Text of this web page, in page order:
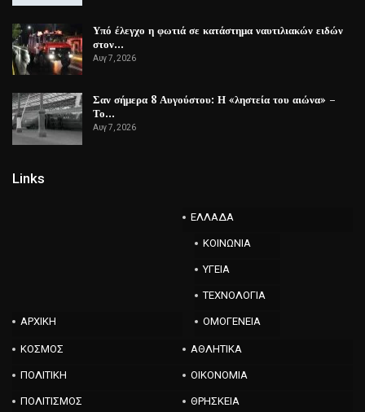
Υπό έλεγχο η φωτιά σε κατάστημα ναυτιλιακών ειδών
στον…
Αυγ 7, 2026
Σαν σήμερα 8 Αυγούστου: Η «ληστεία του αιώνα» –
Το…
Αυγ 7, 2026
Links
ΑΡΧΙΚΗ
ΕΛΛΑΔΑ
ΚΟΙΝΩΝΙΑ
ΥΓΕΙΑ
ΤΕΧΝΟΛΟΓΙΑ
ΟΜΟΓΕΝΕΙΑ
ΚΟΣΜΟΣ ΑΘΛΗΤΙΚΑ
ΠΟΛΙΤΙΚΗ ΟΙΚΟΝΟΜΙΑ
ΠΟΛΙΤΙΣΜΟΣ ΘΡΗΣΚΕΙΑ